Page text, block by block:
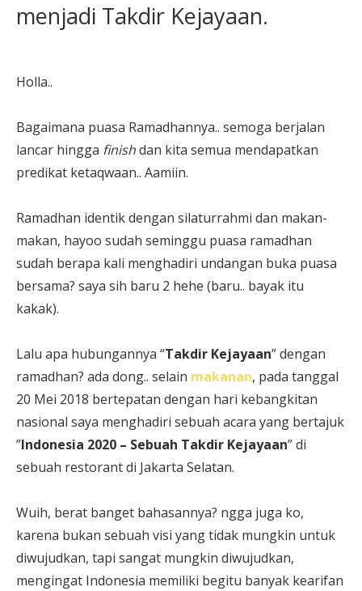
menjadi Takdir Kejayaan.
Holla..
Bagaimana puasa Ramadhannya.. semoga berjalan
lancar hingga finishdan kita semua mendapatkan
predikat ketaqwaan.. Aamiin.
Ramadhan identik dengan silaturrahmi dan makan-
makan, hayoo sudah seminggu puasa ramadhan
sudah berapa kali menghadiri undangan buka puasa
bersama? saya sih baru 2 hehe (baru.. bayak itu
kakak).
Lalu apa hubungannya “Takdir Kejayaan” dengan
ramadhan? ada dong.. selain makanan, pada tanggal
20 Mei 2018 bertepatan dengan hari kebangkitan
nasional saya menghadiri sebuah acara yang bertajuk
”Indonesia 2020 – Sebuah Takdir Kejayaan” di
sebuah restorant di Jakarta Selatan.
Wuih, berat banget bahasannya? ngga juga ko,
karena bukan sebuah visi yang tidak mungkin untuk
diwujudkan, tapi sangat mungkin diwujudkan,
mengingat Indonesia memiliki begitu banyak kearifan